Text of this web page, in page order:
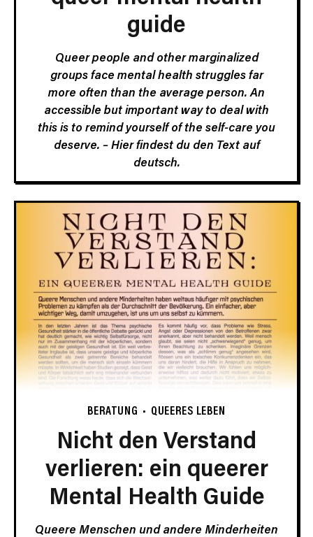
guide
Queer people and other marginalized
groups face mental health struggles far
more often than the average person. An
accessible but important way to deal with
this is to remind yourself of the self-care you
deserve. –Hier findest du den Text auf
deutsch.
BERATUNG QUEERES LEBEN
Nicht den Verstand
verlieren: ein queerer
Mental Health Guide
Queere Menschen und andere Minderheiten